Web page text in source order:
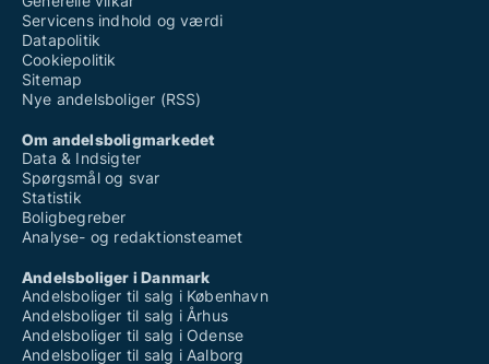
Servicens indhold og værdi
Datapolitik
Cookiepolitik
Sitemap
Nye andelsboliger (RSS)
Om andelsboligmarkedet
Data & Indsigter
Spørgsmål og svar
Statistik
Boligbegreber
Analyse- og redaktionsteamet
Andelsboliger i Danmark
Andelsboliger til salg i København
Andelsboliger til salg i Århus
Andelsboliger til salg i Odense
Andelsboliger til salg i Aalborg